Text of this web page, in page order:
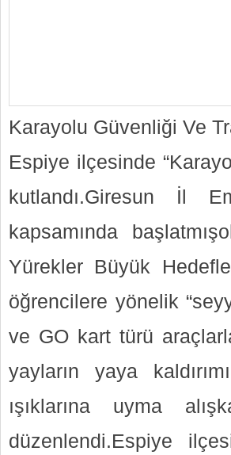
Karayolu Güvenliği Ve
Espiye ilçesinde
kutlandı.Giresun İl
kapsamında
Yürekler Büyük
öğrencilere yönelik
ve GO kart türü
yayların yaya
ışıklarına uyma
düzenlendi.Espiye